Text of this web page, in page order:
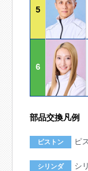
5
6
部品交換凡例
ピストン ピ
シリンダ シ